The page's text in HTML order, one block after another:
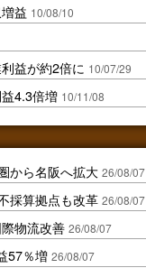
益 10/08/10
益が約2倍に 10/07/29
4.3倍増 10/11/08
から名阪へ拡大 26/08/07
採算拠点も改革 26/08/07
物流改善 26/08/07
57％増 26/08/07